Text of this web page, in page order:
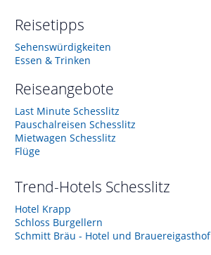
Reisetipps
Sehenswürdigkeiten
Essen & Trinken
Reiseangebote
Last Minute Schesslitz
Pauschalreisen Schesslitz
Mietwagen Schesslitz
Flüge
Trend-Hotels Schesslitz
Hotel Krapp
Schloss Burgellern
Schmitt Bräu - Hotel und Brauereigasthof